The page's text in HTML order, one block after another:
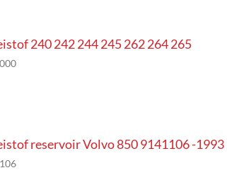
240 242 244 245 262 264 265
reservoir Volvo 850 9141106 -1993